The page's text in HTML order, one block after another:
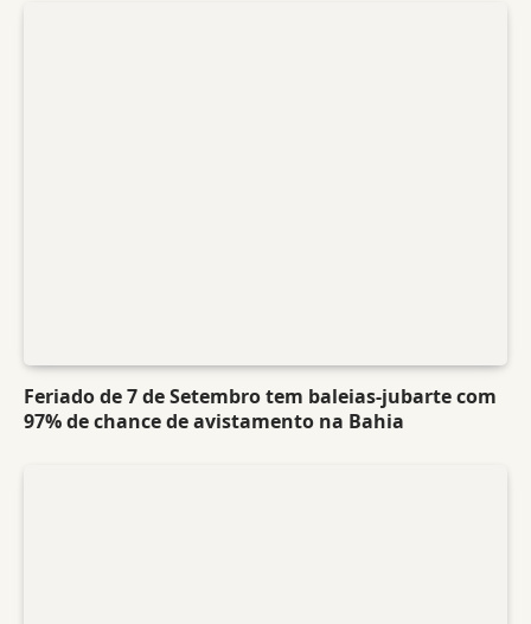
Feriado de 7 de Setembro tem baleias-jubarte com
97% de chance de avistamento na Bahia